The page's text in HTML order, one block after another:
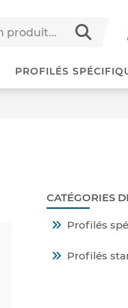
PROFILÉS
CATÉGORIES
Profilés
Profilés